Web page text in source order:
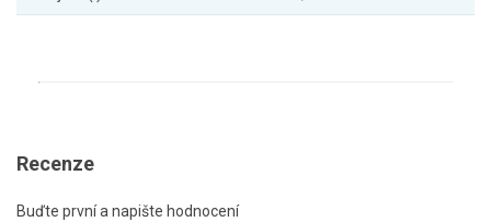
Recenze
Buďte první a napište hodnocení